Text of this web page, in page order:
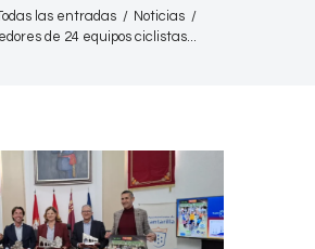
las entradas
Noticias
de 24 equipos ciclistas...